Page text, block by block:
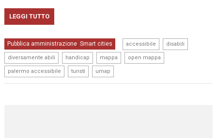
LEGGI TUTTO
Pubblica amministrazione,Smart cities accessibile disabili
diversamente abili handicap mappa open mappa
palermo accessibile turisti umap